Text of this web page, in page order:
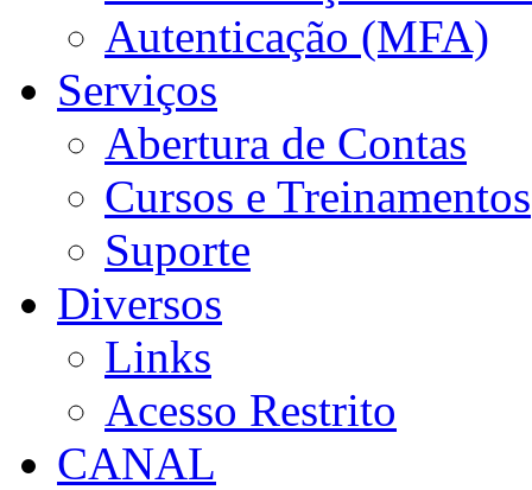
Autenticação (MFA)
Serviços
Abertura de Contas
Cursos e Treinamentos
Suporte
Diversos
Links
Acesso Restrito
CANAL